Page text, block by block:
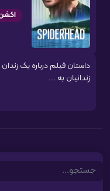
داستان فیلم درباره یک
زندانیان به ...
Search